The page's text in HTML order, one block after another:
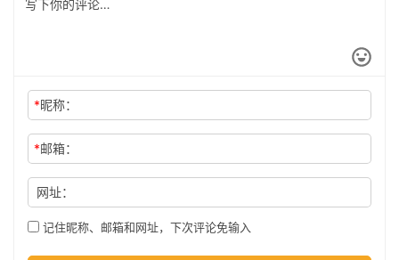
科
*昵称：
*邮箱：
网址：
记住昵称、邮箱和网址，下次评论免输入